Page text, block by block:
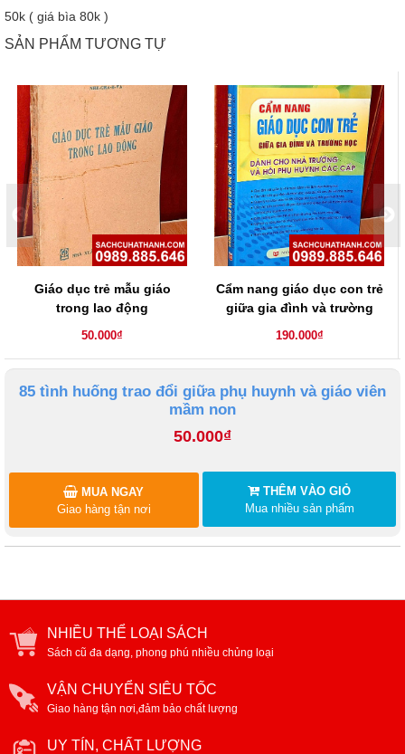
50k ( giá bìa 80k )
SẢN PHẨM TƯƠNG TỰ
Giáo dục trẻ mẫu giáo
trong lao động
50.000₫
Cẩm nang giáo dục con trẻ
giữa gia đình và trường
học
190.000₫
85 tình huống trao đổi giữa phụ huynh và giáo viên
mầm non
50.000₫
THÊM VÀO GIỎ
Mua nhiều sản phẩm
MUA NGAY
Giao hàng tận nơi
NHIỀU THỂ LOẠI SÁCH
Sách cũ đa dạng, phong phú nhiều chủng loại
VẬN CHUYỂN SIÊU TỐC
Giao hàng tận nơi,đảm bảo chất lượng
UY TÍN, CHẤT LƯỢNG